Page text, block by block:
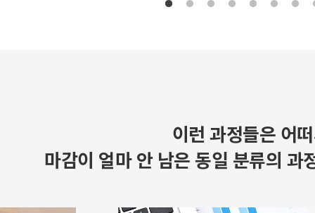
이런 과정들은 어
마감이 얼마 안 남은 동일 분류의 과